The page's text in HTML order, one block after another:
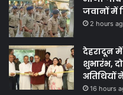
जवानों में
2 hours
देहरादून
शुभारंभ,
अतिथियों
16 hours